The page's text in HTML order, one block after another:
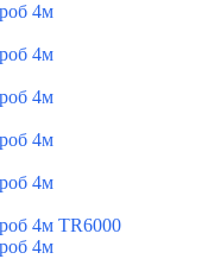
4м
4м
4м
4м
4м
4м TR6000
4м